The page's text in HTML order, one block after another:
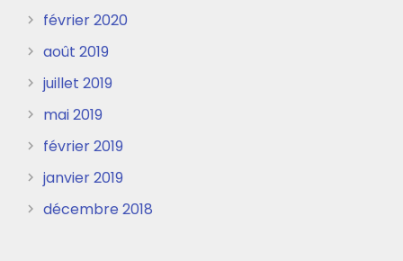
février 2020
août 2019
juillet 2019
mai 2019
février 2019
janvier 2019
décembre 2018